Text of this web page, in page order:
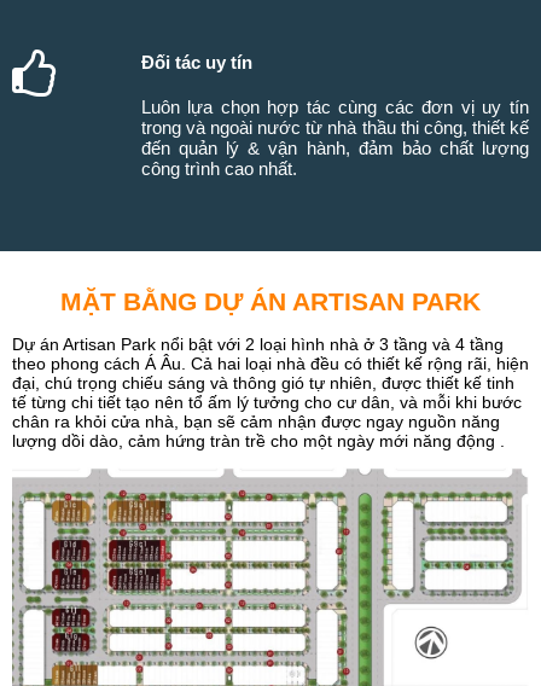
Đối tác uy tín
Luôn lựa chọn hợp tác cùng các đơn vị uy tín
trong và ngoài nước từ nhà thầu thi công, thiết kế
đến quản lý & vận hành, đảm bảo chất lượng
công trình cao nhất.
MẶT BẰNG DỰ ÁN ARTISAN PARK
Dự án Artisan Park nổi bật với 2 loại hình nhà ở 3 tầng và 4 tầng
theo phong cách Á Âu. Cả hai loại nhà đều có thiết kế rộng rãi, hiện
đại, chú trọng chiếu sáng và thông gió tự nhiên, được thiết kế tinh
tế từng chi tiết tạo nên tổ ấm lý tưởng cho cư dân, và mỗi khi bước
chân ra khỏi cửa nhà, bạn sẽ cảm nhận được ngay nguồn năng
lượng dồi dào, cảm hứng tràn trề cho một ngày mới năng động .